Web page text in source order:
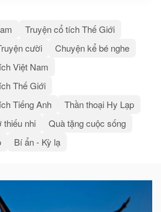
Truyện cổ tích Thế Giới
cười
Chuyện kể bé nghe
Việt Nam
Thế Giới
Tiếng Anh
Thần thoại Hy Lạp
thiếu nhi
Quà tặng cuộc sống
Bí ẩn - Kỳ lạ